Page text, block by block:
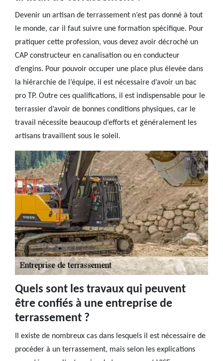
Devenir un artisan de terrassement n’est pas donné à tout
le monde, car il faut suivre une formation spécifique. Pour
pratiquer cette profession, vous devez avoir décroché un
CAP constructeur en canalisation ou en conducteur
d’engins. Pour pouvoir occuper une place plus élevée dans
la hiérarchie de l’équipe, il est nécessaire d’avoir un bac
pro TP. Outre ces qualifications, il est indispensable pour le
terrassier d’avoir de bonnes conditions physiques, car le
travail nécessite beaucoup d’efforts et généralement les
artisans travaillent sous le soleil.
Quels sont les travaux qui peuvent
être confiés à une entreprise de
terrassement ?
Il existe de nombreux cas dans lesquels il est nécessaire de
procéder à un terrassement, mais selon les explications